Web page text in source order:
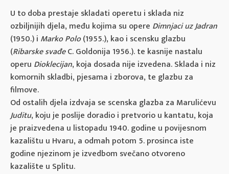
U to doba prestaje skladati operetu i sklada niz
ozbiljnijih djela, među kojima su opere Dimnjaci uz Jadran
(1950.) i Marko Polo(1955.), kao i scensku glazbu
(Ribarske svađeC. Goldonija 1956.). te kasnije nastalu
operu Dioklecijan, koja dosada nije izvedena. Sklada i niz
komornih skladbi, pjesama i zborova, te glazbu za
filmove.
Od ostalih djela izdvaja se scenska glazba za Marulićevu
Juditu, koju je poslije doradio i pretvorio u kantatu, koja
je praizvedena u listopadu 1940. godine u povijesnom
kazalištu u Hvaru, a odmah potom 5. prosinca iste
godine njezinom je izvedbom svečano otvoreno
kazalište u Splitu.